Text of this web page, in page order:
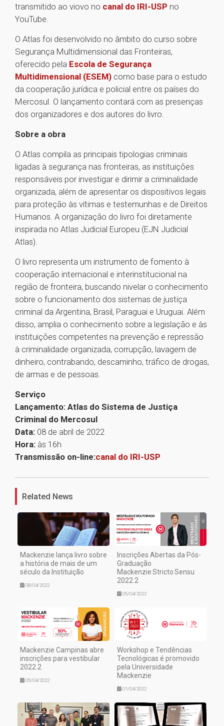
transmitido ao viovo no canal do IRI-USP no
YouTube.
O Atlas foi desenvolvido no âmbito do curso sobre
Segurança Multidimensional das Fronteiras,
oferecido pela Escola de Segurança
Multidimensional (ESEM) como base para o estudo
da cooperação jurídica e policial entre os países do
Mercosul. O lançamento contará com as presenças
dos organizadores e dos autores do livro.
Sobre a obra
O Atlas compila as principais tipologias criminais
ligadas à segurança nas fronteiras, as instituições
responsáveis por investigar e dirimir a criminalidade
organizada, além de apresentar os dispositivos legais
para proteção às vítimas e testemunhas e de Direitos
Humanos. A organização do livro foi diretamente
inspirada no Atlas Judicial Europeu (EJN Judicial
Atlas).
O livro representa um instrumento de fomento à
cooperação internacional e interinstitucional na
região de fronteira, buscando nivelar o conhecimento
sobre o funcionamento dos sistemas de justiça
criminal da Argentina, Brasil, Paraguai e Uruguai. Além
disso, amplia o conhecimento sobre a legislação e às
instituições competentes na prevenção e repressão
à criminalidade organizada, corrupção, lavagem de
dinheiro, contrabando, descaminho, tráfico de drogas,
de armas e de pessoas.
Serviço
Lançamento: Atlas do Sistema de Justiça
Criminal do Mercosul
Data: 08 de abril de 2022
Hora: às 16h
Transmissão on-line:canal do IRI-USP
1
Related News
Mackenzie lança livro sobre
a história de mais de um
século da Instituição
08/04/2022
Inscrições Abertas da Pós-
Graduação
Mackenzie Stricto Sensu
2022.2
05/04/2022
Mackenzie Campinas abre
inscrições para vestibular
2022.2
05/04/2022
Workshop e Tendências
Tecnológicas é promovido
pela Universidade
Mackenzie
01/04/2022